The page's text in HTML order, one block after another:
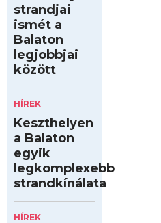
strandjai
ismét a
Balaton
legjobbjai
között
HÍREK
Keszthelyen
a Balaton
egyik
legkomplexebb
strandkínálata
HÍREK